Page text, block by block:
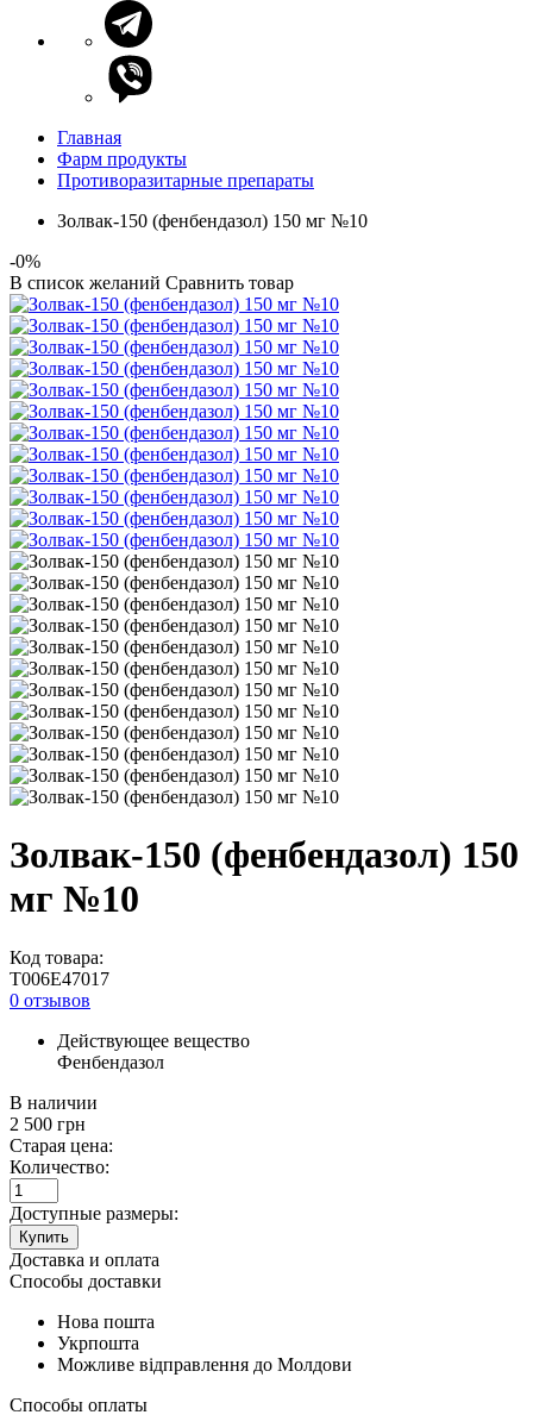
Главная
Фарм продукты
Противоразитарные препараты
Золвак-150 (фенбендазол) 150 мг №10
-0%
В список желаний Сравнить товар
Золвак-150 (фенбендазол) 150
мг №10
Код товара:
T006E47017
0 отзывов
Действующее вещество
Фенбендазол
В наличии
2 500 грн
Старая цена:
Количество:
Доступные размеры:
Купить
Доставка и оплата
Способы доставки
Нова пошта
Укрпошта
Можливе відправлення до Молдови
Способы оплаты